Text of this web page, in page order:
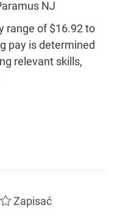
NJ
range of $16.92 to
pay is determined
relevant skills,
Zapisać